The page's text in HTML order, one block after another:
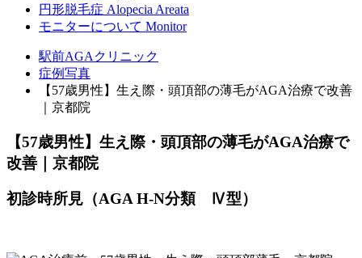
円形脱毛症 Alopecia Areata
モニターについて Monitor
駅前AGAクリニック
症例写真
【57歳男性】生え際・頭頂部の薄毛がAGA治療で改善
｜京都院
【57歳男性】生え際・頭頂部の薄毛がAGA治療で
改善｜京都院
初診時所見（AGA H-N分類 Ⅳ型）